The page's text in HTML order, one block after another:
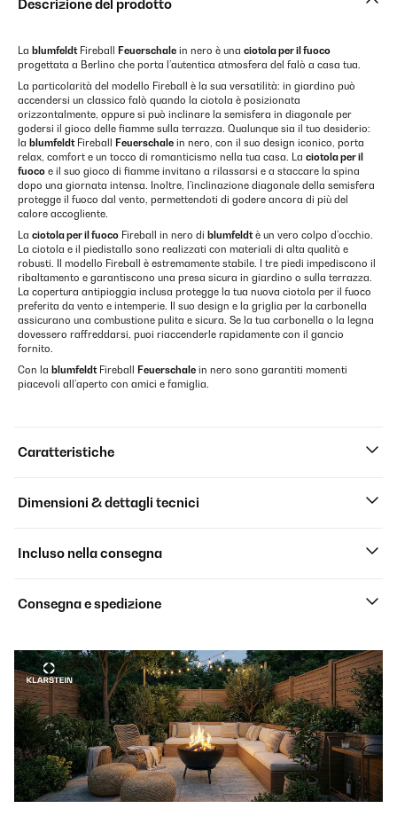
Descrizione del prodotto
La blumfeldtFireball Feuerschale in nero è una ciotola per il fuoco
progettata a Berlino che porta l’autentica atmosfera del falò a casa tua.
La particolarità del modello Fireball è la sua versatilità: in giardino può
accendersi un classico falò quando la ciotola è posizionata
orizzontalmente, oppure si può inclinare la semisfera in diagonale per
godersi il gioco delle fiamme sulla terrazza. Qualunque sia il tuo desiderio:
la blumfeldtFireball Feuerschale in nero, con il suo design iconico, porta
relax, comfort e un tocco di romanticismo nella tua casa. La ciotola per il
fuoco e il suo gioco di fiamme invitano a rilassarsi e a staccare la spina
dopo una giornata intensa. Inoltre, l’inclinazione diagonale della semisfera
protegge il fuoco dal vento, permettendoti di godere ancora di più del
calore accogliente.
La ciotola per il fuoco Fireball in nero di blumfeldtè un vero colpo d’occhio.
La ciotola e il piedistallo sono realizzati con materiali di alta qualità e
robusti. Il modello Fireball è estremamente stabile. I tre piedi impediscono il
ribaltamento e garantiscono una presa sicura in giardino o sulla terrazza.
La copertura antipioggia inclusa protegge la tua nuova ciotola per il fuoco
preferita da vento e intemperie. Il suo design e la griglia per la carbonella
assicurano una combustione pulita e sicura. Se la tua carbonella o la legna
dovessero raffreddarsi, puoi riaccenderle rapidamente con il gancio
fornito.
Con la blumfeldtFireball Feuerschale in nero sono garantiti momenti
piacevoli all’aperto con amici e famiglia.
Caratteristiche
Dimensioni & dettagli tecnici
Incluso nella consegna
Consegna e spedizione